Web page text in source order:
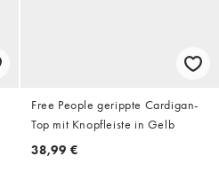
Free People gerippte Cardigan-
Top mit Knopfleiste in Gelb
38,99 €